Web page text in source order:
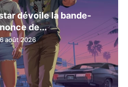
dévoile la bande-
de...
6 août 2026